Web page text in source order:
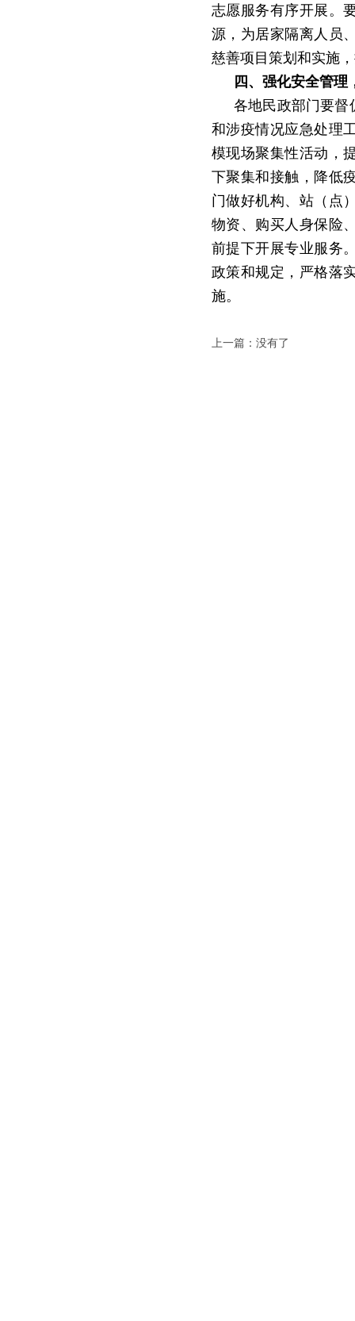
志愿服务有序开展。
源，为居家隔离人员
慈善项目策划和实施
四、强化安全管理
各地民政部门要督
和涉疫情况应急处理
模现场聚集性活动，
下聚集和接触，降低
门做好机构、站（点
物资、购买人身保险
前提下开展专业服务
政策和规定，严格落
施。
上一篇：没有了